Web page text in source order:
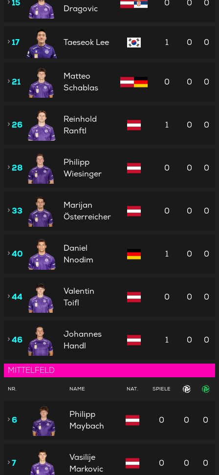
15
Dragovic
0 0 0
17 Taeseok Lee 1 0 0
21
Matteo
Schablas
0 0 0
26
Reinhold
Ranftl
1 0 0
28
Philipp
Wiesinger
0 0 0
33
Marijan
Österreicher
0 0 0
40
Daniel
Nnodim
1 0 0
44
Valentin
Toifl
0 0 0
46
Johannes
Handl
1 0 0
MITTELFELD
NR. NAME NAT. SPIELE
6
Philipp
Maybach
0 0 0
7
Vasilije
Markovic
0 0 0